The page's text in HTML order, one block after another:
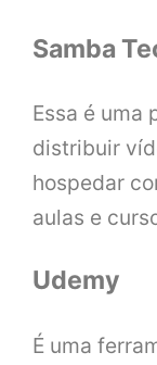
Samba
Essa é uma
distribuir
hospedar
aulas e
Udemy
É uma